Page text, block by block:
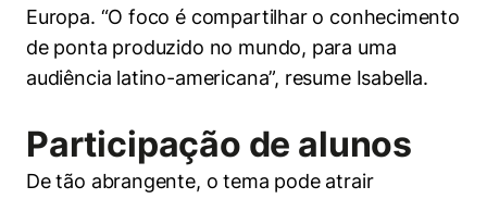
Europa. “O foco é compartilhar o conhecimento
de ponta produzido no mundo, para uma
audiência latino-americana”, resume Isabella.
Participação de alunos
De tão abrangente, o tema pode atrair